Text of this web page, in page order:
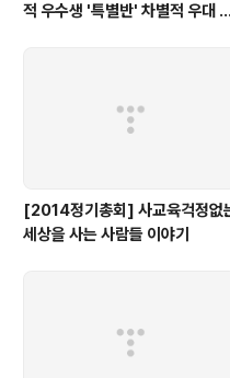
적 우수생 '특별반' 차별적 우대 심
[2014정기총회] 사교육걱정없
세상을 사는 사람들 이야기